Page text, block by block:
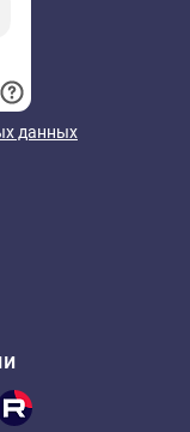
данных